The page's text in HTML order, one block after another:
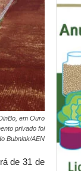
em Ouro
privado foi
Bubniak/AEN
de 31 de